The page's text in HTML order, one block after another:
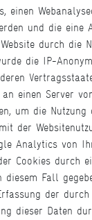
und die
durch
die IP-
einen Server
um die
der
Analytics
Cookies
Fall
der
dieser Daten